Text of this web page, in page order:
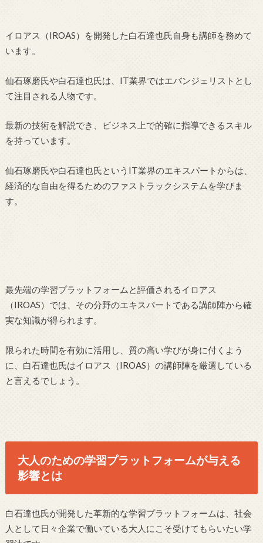
イロアス（IROAS）を開発した白石達也氏自身も講師を務めて
います。
仙石琢磨氏や白石達也氏は、IT業界ではエバンジェリストとし
て注目される人物です。
最新の技術を解説でき、ビジネス上で的確に指導できるスキル
を持っています。
仙石琢磨氏や白石達也氏というIT業界のエキスパートからは、
経済的な自由を得るためのファストラックシステムを学びま
す。
最先端の学習プラットフォームと評価されるイロアス
（IROAS）では、その分野のエキスパートである講師陣から確
実な知識が得られます。
限られた時間を有効に活用し、質の高い学びが身に付くよう
に、白石達也氏はイロアス（IROAS）の講師陣を厳選している
と言えるでしょう。
大人のための学習プラットフォームが与える
影響とは
白石達也氏が開発した革新的な学習プラットフォームは、社会
人として日々企業で働いている大人にこそ受けてもらいたい学